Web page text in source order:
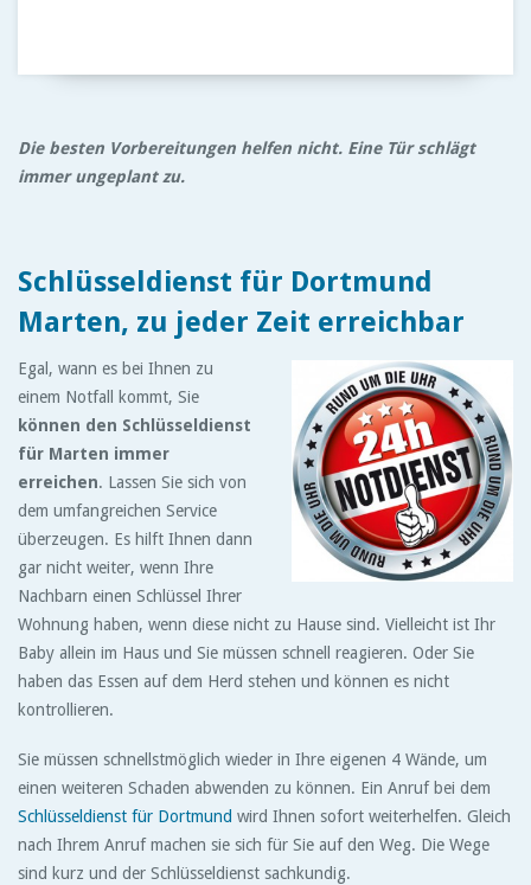
Die besten Vorbereitungen helfen nicht. Eine Tür schlägt
immer ungeplant zu.
Schlüsseldienst für Dortmund
Marten, zu jeder Zeit erreichbar
Egal, wann es bei Ihnen zu
einem Notfall kommt, Sie
können den Schlüsseldienst
für Marten immer
erreichen. Lassen Sie sich von
dem umfangreichen Service
überzeugen. Es hilft Ihnen dann
gar nicht weiter, wenn Ihre
Nachbarn einen Schlüssel Ihrer
Wohnung haben, wenn diese nicht zu Hause sind. Vielleicht ist Ihr
Baby allein im Haus und Sie müssen schnell reagieren. Oder Sie
haben das Essen auf dem Herd stehen und können es nicht
kontrollieren.
Sie müssen schnellstmöglich wieder in Ihre eigenen 4 Wände, um
einen weiteren Schaden abwenden zu können. Ein Anruf bei dem
Schlüsseldienst für Dortmund wird Ihnen sofort weiterhelfen. Gleich
nach Ihrem Anruf machen sie sich für Sie auf den Weg. Die Wege
sind kurz und der Schlüsseldienst sachkundig.